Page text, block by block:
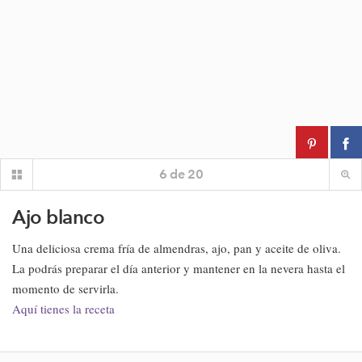
6 de 20
Ajo blanco
Una deliciosa crema fría de almendras, ajo, pan y aceite de oliva.
La podrás preparar el día anterior y mantener en la nevera hasta el
momento de servirla.
Aquí tienes la receta